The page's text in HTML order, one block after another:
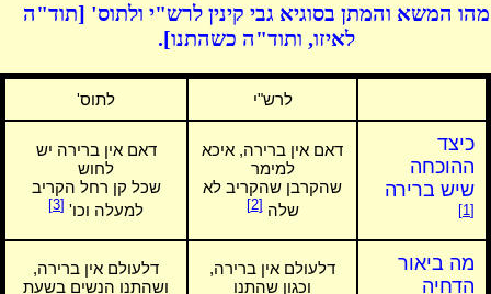
מהו המשא והמתן בסוגיא גבי קינין לרש"י ולתוס' [תוד"ה
לאיזו, ותוד"ה כשהתנו].
לרש"י לתוס'
כיצד
ההוכחה
שיש ברירה
[1]
דאם אין ברירה, איכא
למימר
שהקרבן שהקריב לא
שלה[2]
דאם אין ברירה יש
לחוש
שכל קן רחל הקריב
למעלה וכו' [3]
מה ביאור
הדחיה
דלעולם אין ברירה,
וכגון שהתנו
דלעולם אין ברירה,
ושהתנו הנשים בשעת